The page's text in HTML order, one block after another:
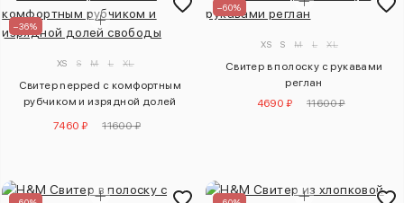
–36%
XS S M L XL
Свитер nepped с комфортным
рубчиком и изрядной долей
7460 ₽ 11600 ₽
–60%
XS S M L XL
Свитер в полоску с рукавами
реглан
4690 ₽
11600 ₽